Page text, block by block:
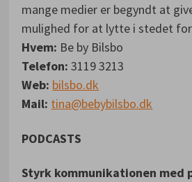
mange medier er begyndt at
mulighed for at lytte i stedet
Hvem: Be by Bilsbo
Telefon: 3119 3213
Web: bilsbo.dk
Mail: tina@bebybilsbo.dk
PODCASTS
Styrk kommunikationen med